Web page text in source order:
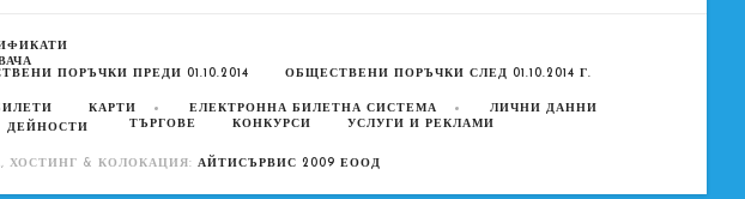
ПОРЪЧКИ ПРЕДИ 01.10.2014
ОБЩЕСТВЕНИ ПОРЪЧКИ СЛЕД 01.10.2014 Г.
КАРТИ ЕЛЕКТРОННА БИЛЕТНА СИСТЕМА
ЛИЧНИ ДАННИ
ДЕЙНОСТИ ТЪРГОВЕ КОНКУРСИ УСЛУГИ И РЕКЛАМИ
ХОСТИНГ & КОЛОКАЦИЯ: АЙТИСЪРВИС 2009 ЕООД